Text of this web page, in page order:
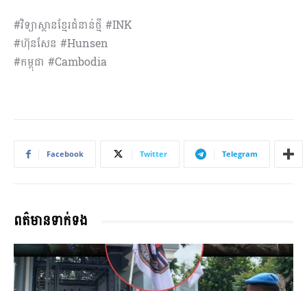
#វិទ្យាស្ថានខ្មែរជំនាន់ថ្មី #INK
#ហ៊ុនសែន #Hunsen
#កម្ពុជា #Cambodia
Facebook Twitter Telegram
ពត៌មានទាក់ទង